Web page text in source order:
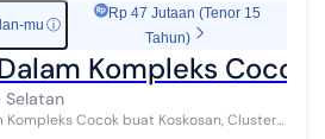
mu ⓘ
Rp 47 Jutaan (Tenor 15
Tahun)
Kompleks
Selatan
Cocok buat Koskosan, Cluster